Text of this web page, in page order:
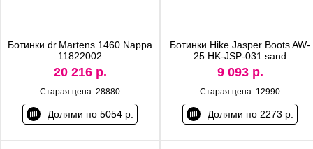
Ботинки dr.Martens 1460 Nappa
11822002
20 216 р.
Старая цена: 28880
Долями по 5054 р.
Ботинки Hike Jasper Boots AW-
25 HK-JSP-031 sand
9 093 р.
Старая цена: 12990
Долями по 2273 р.